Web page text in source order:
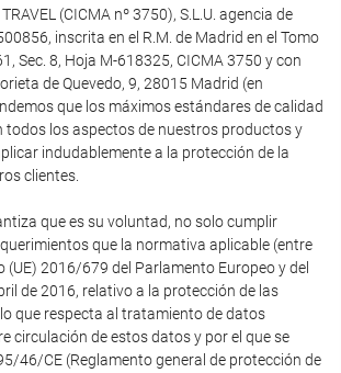
(CICMA nº 3750), S.L.U. agencia de
inscrita en el R.M. de Madrid en el Tomo
Sec. 8, Hoja M-618325, CICMA 3750 y con
de Quevedo, 9, 28015 Madrid (en
que los máximos estándares de calidad
todos los aspectos de nuestros productos y
indudablemente a la protección de la
clientes.
que es su voluntad, no solo cumplir
que la normativa aplicable (entre
(UE) 2016/679 del Parlamento Europeo y del
de 2016, relativo a la protección de las
que respecta al tratamiento de datos
circulación de estos datos y por el que se
46/CE (Reglamento general de protección de